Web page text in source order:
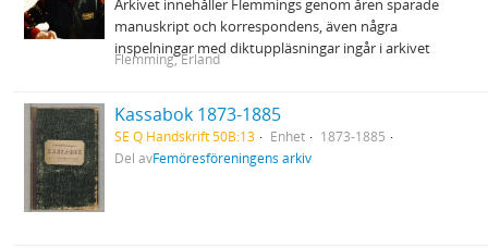
Arkivet innehåller Flemmings genom åren sparade
manuskript och korrespondens, även några
inspelningar med diktuppläsningar ingår i arkivet
Flemming, Erland
Kassabok 1873-1885
SE Q Handskrift 50B:13 Enhet
1873-1885
Del avFemöresföreningens arkiv